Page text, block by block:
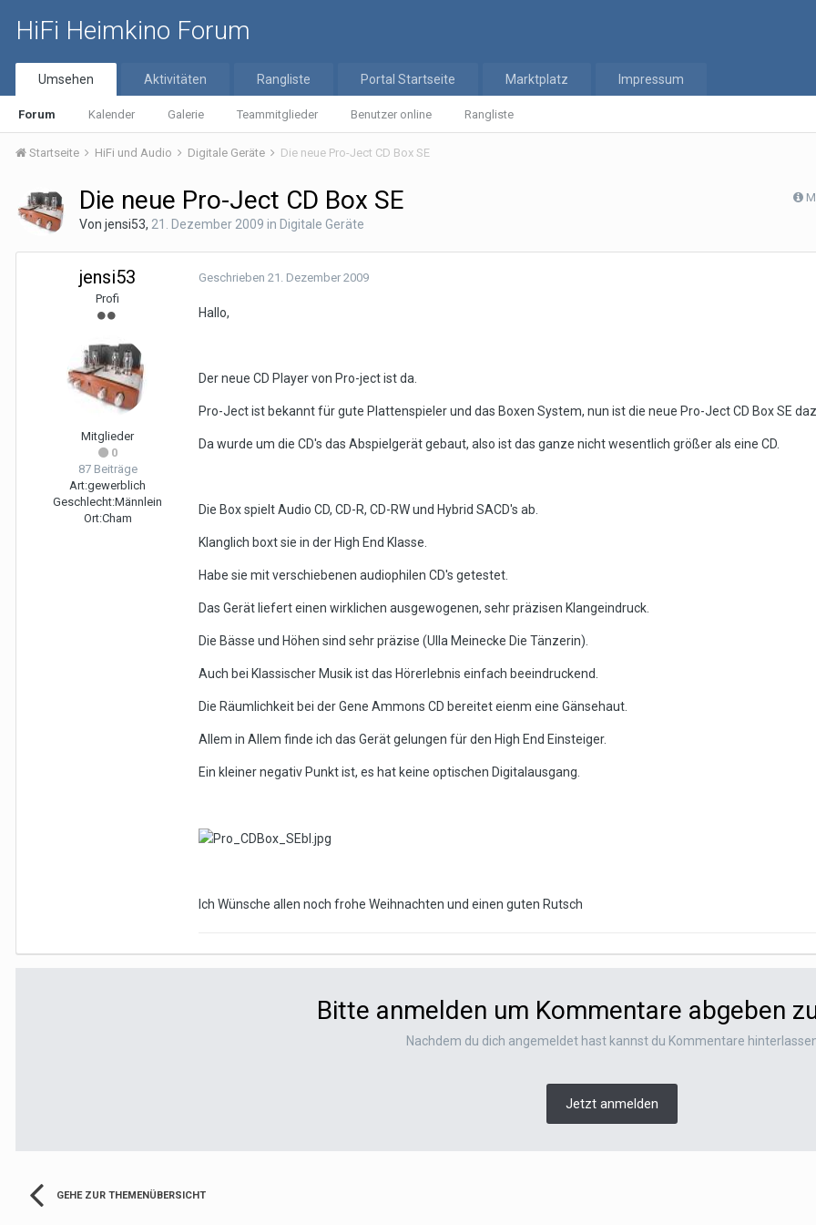
HiFi Heimkino Forum
Umsehen
Forum Kalender Galerie Teammitglieder Benutzer online Rangliste
Aktivitäten Rangliste Portal Startseite Marktplatz Impressum
Startseite HiFi und Audio Digitale Geräte Die neue Pro-Ject CD Box SE
Die neue Pro-Ject CD Box SE
Von jensi53, 21. Dezember 2009 in Digitale Geräte
jensi53
Profi
Mitglieder
0
87 Beiträge
Art:gewerblich
Geschlecht:Männlein
Ort:Cham
Geschrieben 21. Dezember 2009
Hallo,
Der neue CD Player von Pro-ject ist da.
Pro-Ject ist bekannt für gute Plattenspieler und das Boxen System, nun ist die neue Pro-Ject CD Box SE
Da wurde um die CD's das Abspielgerät gebaut, also ist das ganze nicht wesentlich größer als eine CD.
Die Box spielt Audio CD, CD-R, CD-RW und Hybrid SACD's ab.
Klanglich boxt sie in der High End Klasse.
Habe sie mit verschiebenen audiophilen CD's getestet.
Das Gerät liefert einen wirklichen ausgewogenen, sehr präzisen Klangeindruck.
Die Bässe und Höhen sind sehr präzise (Ulla Meinecke Die Tänzerin).
Auch bei Klassischer Musik ist das Hörerlebnis einfach beeindruckend.
Die Räumlichkeit bei der Gene Ammons CD bereitet eienm eine Gänsehaut.
Allem in Allem finde ich das Gerät gelungen für den High End Einsteiger.
Ein kleiner negativ Punkt ist, es hat keine optischen Digitalausgang.
Ich Wünsche allen noch frohe Weihnachten und einen guten Rutsch
Bitte anmelden um Kommentare abgeben
Nachdem du dich angemeldet hast kannst du Kommentare
Jetzt anmelden
GEHE ZUR THEMENÜBERSICHT